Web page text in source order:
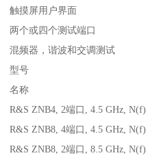
触摸屏用户界面
两个或四个测试端口
混频器，谐波和交调测试
型号
名称
R&S ZNB4, 2端口, 4.5 GHz, N(f)
R&S ZNB8, 4端口, 4.5 GHz, N(f)
R&S ZNB8, 2端口, 8.5 GHz, N(f)